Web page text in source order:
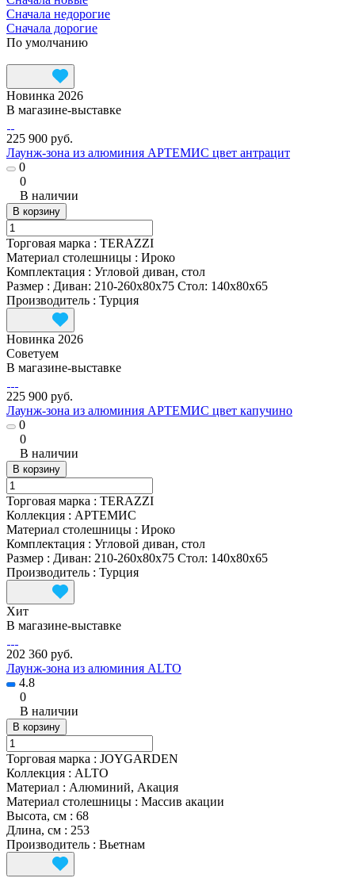
Сначала недорогие
Сначала дорогие
По умолчанию
Новинка 2026
В магазине-выставке
225 900 руб.
Лаунж-зона из алюминия АРТЕМИС цвет антрацит
0
0
В наличии
В корзину
Торговая марка : TERAZZI
Материал столешницы : Ироко
Комплектация : Угловой диван, стол
Размер : Диван: 210-260x80x75 Стол: 140x80x65
Производитель : Турция
Новинка 2026
Советуем
В магазине-выставке
225 900 руб.
Лаунж-зона из алюминия АРТЕМИС цвет капучино
0
0
В наличии
В корзину
Торговая марка : TERAZZI
Коллекция : АРТЕМИС
Материал столешницы : Ироко
Комплектация : Угловой диван, стол
Размер : Диван: 210-260x80x75 Стол: 140x80x65
Производитель : Турция
Хит
В магазине-выставке
202 360 руб.
Лаунж-зона из алюминия ALTO
4.8
0
В наличии
В корзину
Торговая марка : JOYGARDEN
Коллекция : ALTO
Материал : Алюминий, Акация
Материал столешницы : Массив акации
Высота, см : 68
Длина, см : 253
Производитель : Вьетнам